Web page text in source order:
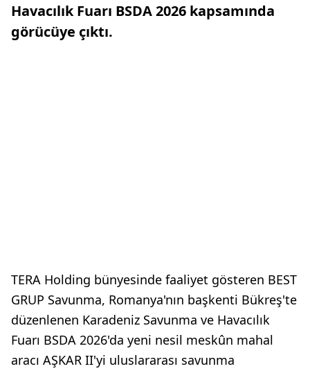
Havacılık Fuarı BSDA 2026 kapsamında
görücüye çıktı.
TERA Holding bünyesinde faaliyet gösteren BEST
GRUP Savunma, Romanya'nın başkenti Bükreş'te
düzenlenen Karadeniz Savunma ve Havacılık
Fuarı BSDA 2026'da yeni nesil meskûn mahal
aracı AŞKAR II'yi uluslararası savunma